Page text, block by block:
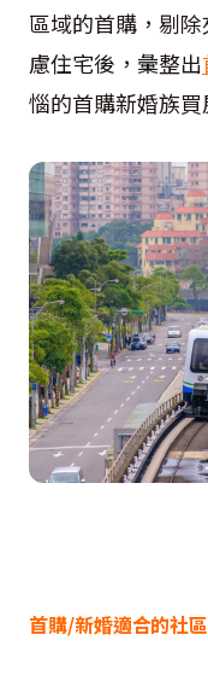
區域的首購，剔
慮住宅後，彙整出
惱的首購新婚族買
首購/新婚適合的社